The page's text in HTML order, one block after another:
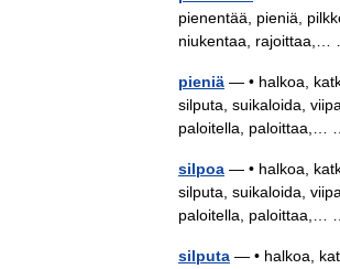
pienentää, pieniä,
niukentaa,
pieniä — • halkoa,
silputa, suikaloida,
paloitella,
silpoa — • halkoa,
silputa, suikaloida,
paloitella,
silputa — • halkoa,